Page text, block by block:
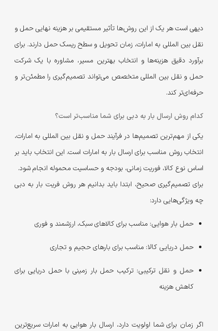
دیهی است هر یک از این روش‌ها تأثیر مستقیمی بر هزینه نهایی حمل و
نقل بین المللی به امارات، زمان تحویل و سطح ریسک حمل دارند. برای
برآورد دقیق هزینه‌ها و انتخاب بهترین مسیر، مشاوره با یک شرکت
حمل و نقل بین المللی متخصص می‌تواند تصمیم‌گیری را مطمئن‌تر و
حرفه‌ای‌تر کند.
کدام روش ارسال بار به دبی برای شما مناسب‌تر است؟
یکی از مهم‌ترین تصمیم‌ها در فرآیند حمل و نقل بین المللی به امارات،
انتخاب روش مناسب برای ارسال بار به امارات است. این انتخاب باید بر
اساس نوع کالا، فوریت زمانی، بودجه و حساسیت محموله انجام شود.
برای تصمیم‌گیری صحیح، ابتدا باید بدانیم هر روش فریت بار به دبی
چه ویژگی‌هایی دارد:
حمل بار هوایی: مناسب برای کالاهای سبک، ارزشمند و فوری
حمل دریایی کالا: مناسب برای بارهای حجیم و تجاری
حمل و نقل ترکیبی: ترکیب حمل بار زمینی با حمل دریایی برای
کاهش هزینه
اگر زمان برای شما اولویت دارد، ارسال بار هوایی به امارات سریع‌ترین